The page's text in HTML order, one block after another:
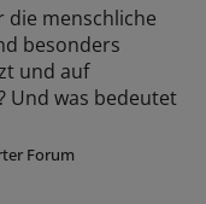
die menschliche
besonders
und auf
Und was bedeutet
Forum